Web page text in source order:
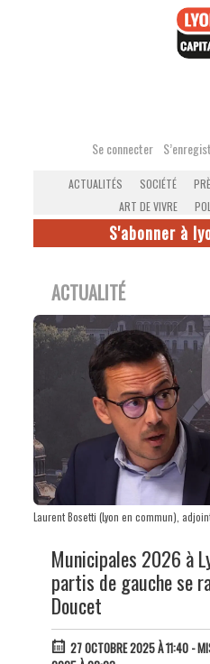
Se connecter
ACTUALITÉS SOCIÉTÉ
ART DE VIVRE
S'abonner à
ACTUALITÉ
Laurent Bosetti (Lyon en commun),
Municipales 2026 à
partis de gauche se
Doucet
27 OCTOBRE 2025 À 11:40-